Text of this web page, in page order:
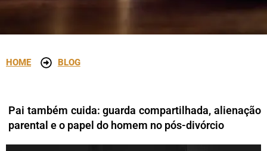
HOME BLOG
Pai também cuida: guarda compartilhada, alienação
parental e o papel do homem no pós-divórcio